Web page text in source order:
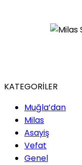
KATEGORİLER
Muğla’dan
Milas
Asayiş
Vefat
Genel